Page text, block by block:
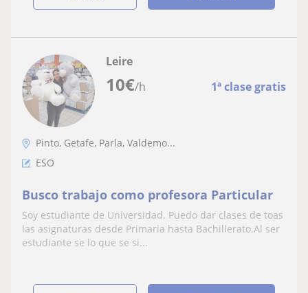
10€/h 1ª clase gratis
Leire
Pinto, Getafe, Parla, Valdemo...
ESO
Busco trabajo como profesora Particular
Soy estudiante de Universidad. Puedo dar clases de toas
las asignaturas desde Primaria hasta Bachillerato.Al ser
estudiante se lo que se si...